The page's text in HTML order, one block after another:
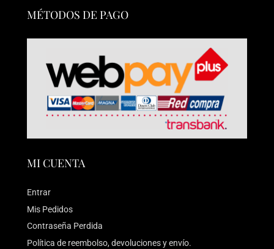
MÉTODOS DE PAGO
MI CUENTA
Entrar
Mis Pedidos
Contraseña Perdida
Política de reembolso, devoluciones y envío.